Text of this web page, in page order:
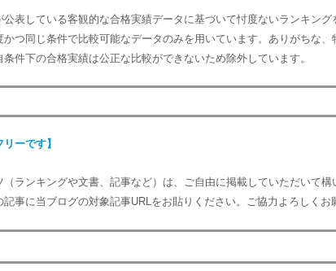
表している客観的な合格実績データに基づいて忖度ないランキング
かつ同じ条件で比較可能なデータのみを用いています。ありがちな、
件下の合格実績は公正な比較ができないため除外しています。
ーです】
（ランキングや文書、記事など）は、ご自由に掲載していただいて
事に当ブログの対象記事URLをお貼りください。ご協力よろしくお